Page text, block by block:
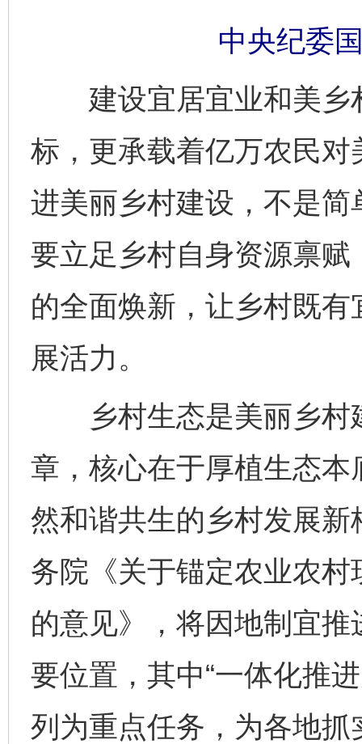
中央纪委
建设宜居宜业和美乡
标，更承载着亿万农民
进美丽乡村建设，不是简
要立足乡村自身资源禀
的全面焕新，让乡村既
展活力。
乡村生态是美丽乡村
章，核心在于厚植生态
然和谐共生的乡村发展
务院《关于锚定农业农
的意见》，将因地制宜
要位置，其中“一体化推
列为重点任务，为各地
网上购药对药下症？